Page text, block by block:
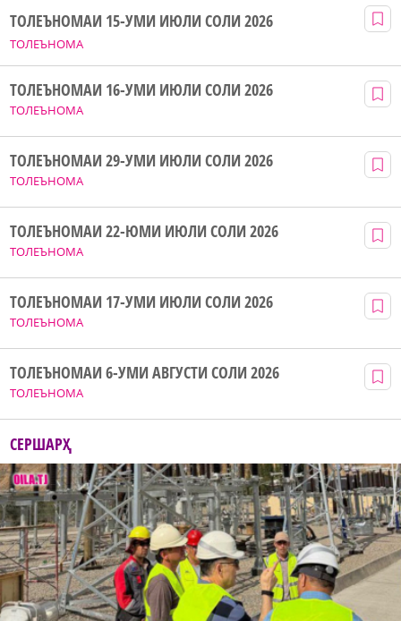
ТОЛЕЪНОМА
ТОЛЕЪНОМАИ 15-УМИ ИЮЛИ СОЛИ 2026
ТОЛЕЪНОМА
ТОЛЕЪНОМАИ 16-УМИ ИЮЛИ СОЛИ 2026
ТОЛЕЪНОМА
ТОЛЕЪНОМАИ 29-УМИ ИЮЛИ СОЛИ 2026
ТОЛЕЪНОМА
ТОЛЕЪНОМАИ 22-ЮМИ ИЮЛИ СОЛИ 2026
ТОЛЕЪНОМА
ТОЛЕЪНОМАИ 17-УМИ ИЮЛИ СОЛИ 2026
ТОЛЕЪНОМА
ТОЛЕЪНОМАИ 6-УМИ АВГУСТИ СОЛИ 2026
СЕРШАРҲ